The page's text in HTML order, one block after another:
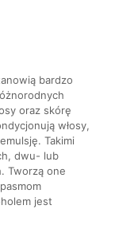
bardzo
oraz skórę
włosy,
Takimi
dwu- lub
Tworzą one
jest